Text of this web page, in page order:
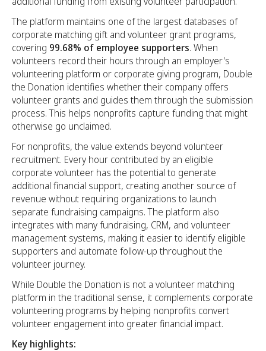
The platform maintains one of the largest databases of
corporate matching gift and volunteer grant programs,
covering 99.68% of employee supporters. When
volunteers record their hours through an employer's
volunteering platform or corporate giving program, Double
the Donation identifies whether their company offers
volunteer grants and guides them through the submission
process. This helps nonprofits capture funding that might
otherwise go unclaimed.
For nonprofits, the value extends beyond volunteer
recruitment. Every hour contributed by an eligible
corporate volunteer has the potential to generate
additional financial support, creating another source of
revenue without requiring organizations to launch
separate fundraising campaigns. The platform also
integrates with many fundraising, CRM, and volunteer
management systems, making it easier to identify eligible
supporters and automate follow-up throughout the
volunteer journey.
While Double the Donation is not a volunteer matching
platform in the traditional sense, it complements corporate
volunteering programs by helping nonprofits convert
volunteer engagement into greater financial impact.
Key highlights: